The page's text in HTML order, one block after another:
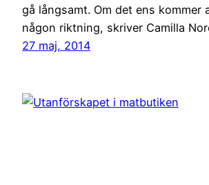
gå långsamt. Om det ens kommer
någon riktning, skriver Camilla
27 maj, 2014